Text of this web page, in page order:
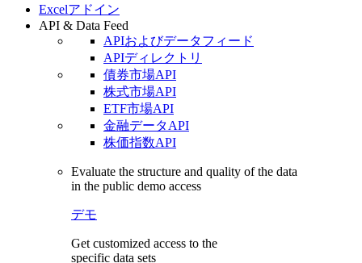
Excelアドイン
API & Data Feed
APIおよびデータフィード
APIディレクトリ
債券市場API
株式市場API
ETF市場API
金融データAPI
株価指数API
Evaluate the structure and quality of the data
in the public demo access
デモ
Get customized access to the
specific data sets